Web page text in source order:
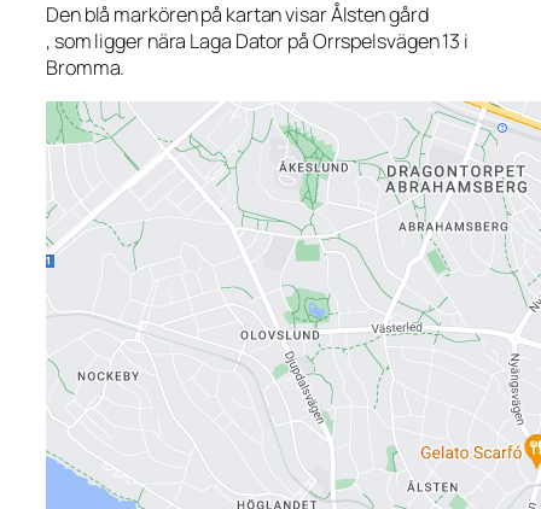
Den blå markören på kartan visar Ålsten gård
, som ligger nära Laga Dator på Orrspelsvägen 13 i
Bromma.